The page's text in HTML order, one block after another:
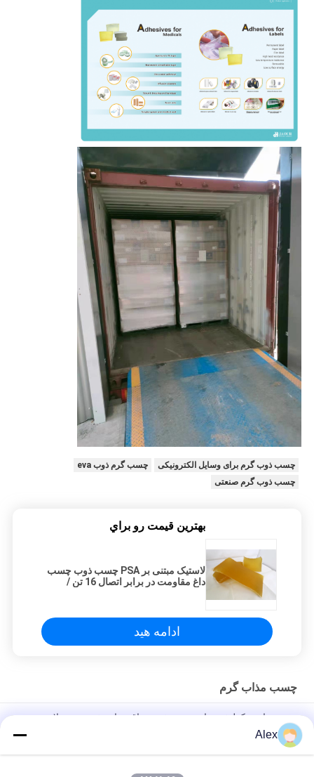
چسب ذوب گرم برای وسایل الکترونیکی
چسب گرم ذوب eva
چسب ذوب گرم صنعتی
بهترين قيمت رو براي
لاستیک مبتنی بر PSA چسب ذوب چسب
داغ مقاومت در برابر اتصال 16 تن /
ادامه هید
چسب مذاب گرم
چسب هایدروکولوئید برای پیوند زخم، مراقبت از زخم، محصولات
پزشکی
چسب گرم ذوب برای درمان های هیدروکلوئید، گچ زخم
Alex